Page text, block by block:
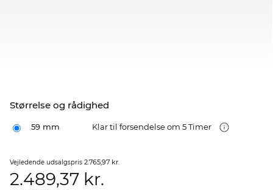
Størrelse og rådighed
59 mm Klar til forsendelse om 5 Timer
Vejledende udsalgspris 2.765,97 kr.
2.489,37 kr.